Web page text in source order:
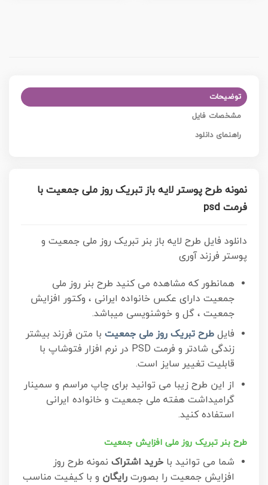
توضیحات
مشخصات فایل
راهنمای دانلود
نمونه طرح پوستر لایه باز تبریک روز ملی جمعیت با
فرمت psd
دانلود فایل طرح لایه باز بنر تبریک روز ملی جمعیت و
پوستر فرزند آوری
همانطور که مشاهده می کنید طرح بنر روز ملی
جمعیت دارای عکس خانواده ایرانی ، وکتور افزایش
جمعیت ، گل و خوشنویسی میباشد.
فایل طرح تبریک روز ملی جمعیتبا متن فرزند بیشتر
زندگی شادتر و فرمت PSD در نرم افزار فتوشاپ با
قابلیت تغییر سایز است.
از این طرح زیبا می توانید برای چاپ مراسم و سمینار
گرامیداشت هفته ملی جمعیت و خانواده ایرانی
استفاده کنید.
طرح بنر تبریک روز ملی افزایش جمعیت
شما می توانید با خرید اشتراکنمونه طرح روز
افزایش جمعیت را بصورت رایگان و با کیفیت مناسب